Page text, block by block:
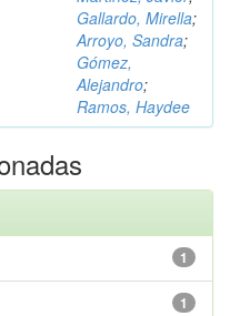
Gallardo, Mirella;
Arroyo, Sandra;
Gómez,
Alejandro;
Ramos, Haydee
1
1